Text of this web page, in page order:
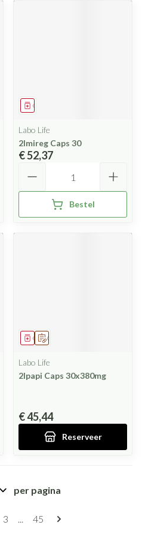
Geneesmiddel
Labo Life
2lmireg Caps 30
€ 52,37
Bestel
Op voorschrift
Geneesmiddel
Labo Life
2lpapi Caps 30x380mg
€ 45,44
Reserveer
Pagina's pagina
Pagina
3 ... Pagina
45
per pagina